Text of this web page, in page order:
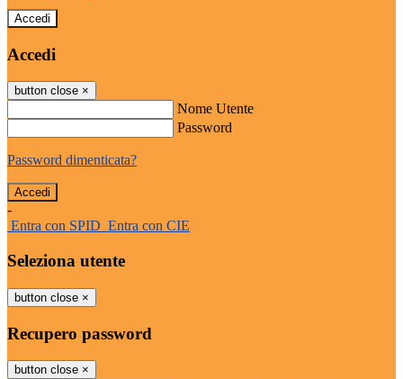
Accedi
Accedi
button close ×
Nome Utente
Password
Password dimenticata?
-
Entra con SPID Entra con CIE
Seleziona utente
button close ×
Recupero password
button close ×